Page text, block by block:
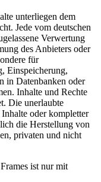
unterliegen dem
Jede vom deutschen
Verwertung
des Anbieters oder
für
Einspeicherung,
in Datenbanken oder
Inhalte und Rechte
Die unerlaubte
oder kompletter
die Herstellung von
privaten und nicht
ist nur mit